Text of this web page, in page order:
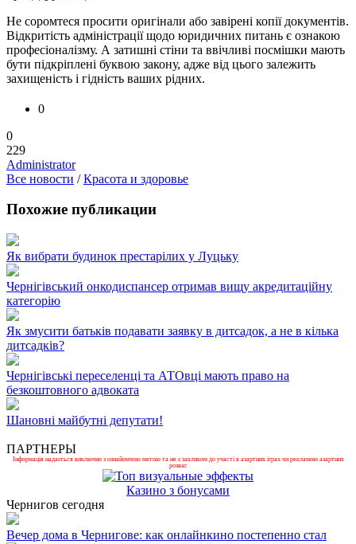
Не соромтеся просити оригінали або завірені копії документів.
Відкритість адміністрації щодо юридичних питань є ознакою
професіоналізму. А затишні стіни та ввічливі посмішки мають
бути підкріплені буквою закону, адже від цього залежить
захищеність і гідність ваших рідних.
0
0
229
Administrator
Все новости /Красота и здоровье
Похожие публикации
Як вибрати будинок престарілих у Луцьку
Чернігівський онкодиспансер отримав вищу акредитаційну
категорію
Як змусити батьків подавати заявку в дитсадок, а не в кілька
дитсадків?
Чернігівські переселенці та АТОвці мають право на
безкоштовного адвоката
Шановні майбутні депутати!
ПАРТНЕРЫ
Інформація надається виключно з ознайомчою метою та не є закликом до участі в азартних іграх чи рекламою азартних
розваг.
Казино з бонусами
Чернигов сегодня
Вечер дома в Чернигове: как онлайнкино постепенно стал